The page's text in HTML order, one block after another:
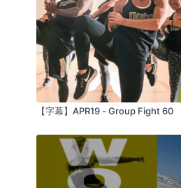
【字幕】APR19 - Group Fight 60